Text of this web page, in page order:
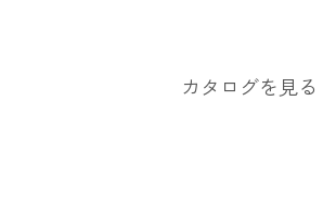
カタログを見る